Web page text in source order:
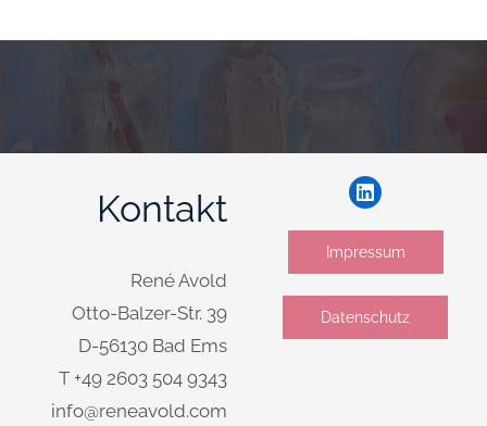
Kontakt
René Avold
Otto-Balzer-Str. 39
D-56130 Bad Ems
T +49 2603 504 9343
info@reneavold.com
Impressum
Datenschutz